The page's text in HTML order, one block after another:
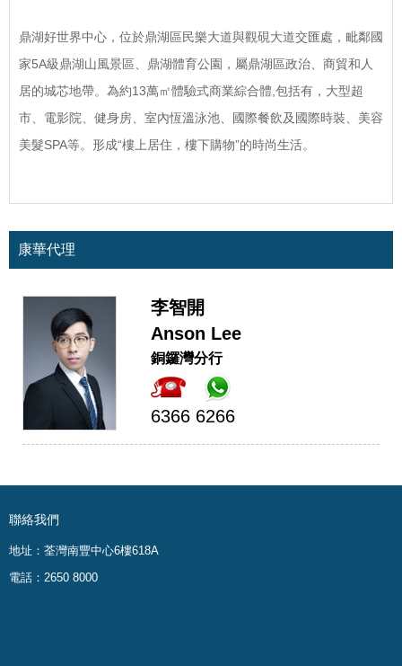
鼎湖好世界中心，位於鼎湖區民樂大道與觀硯大道交匯處，毗鄰國
家5A級鼎湖山風景區、鼎湖體育公園，屬鼎湖區政治、商貿和人
居的城芯地帶。為約13萬㎡體驗式商業綜合體,包括有，大型超
市、電影院、健身房、室內恆溫泳池、國際餐飲及國際時裝、美容
美髮SPA等。形成“樓上居住，樓下購物”的時尚生活。
康華代理
李智開
Anson Lee
銅鑼灣分行
6366 6266
聯絡我們
地址：荃灣南豐中心6樓618A
電話：2650 8000